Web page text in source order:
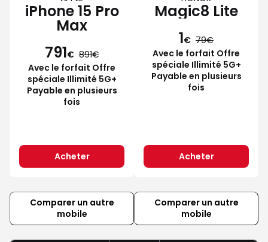
iPhone 15 Pro
Max
791€ 891
Avec le forfait Offre
spéciale Illimité 5G+
Payable en plusieurs
fois
Acheter
Magic8 Lite
1€ 79
Avec le forfait Offre
spéciale Illimité 5G+
Payable en plusieurs
fois
Acheter
Comparer un autre
mobile
Comparer un autre
mobile